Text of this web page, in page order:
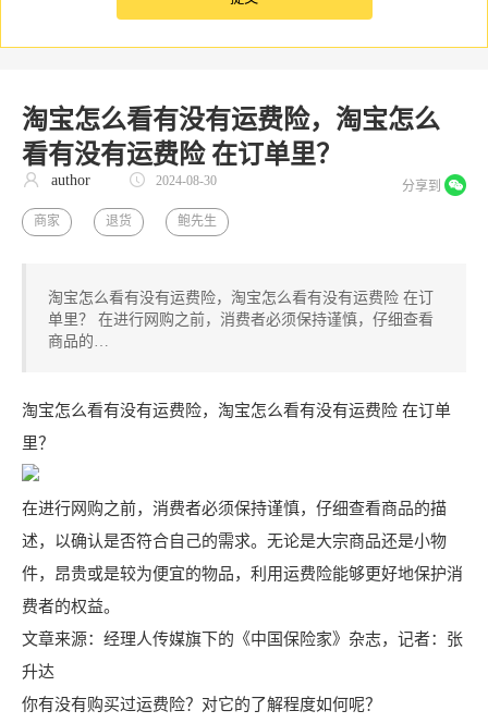
淘宝怎么看有没有运费险，淘宝怎么
看有没有运费险 在订单里？
分享到
author 2024-08-30
商家 退货 鲍先生
淘宝怎么看有没有运费险，淘宝怎么看有没有运费险 在订
单里？ 在进行网购之前，消费者必须保持谨慎，仔细查看
商品的…
淘宝怎么看有没有运费险，淘宝怎么看有没有运费险 在订单
里？
在进行网购之前，消费者必须保持谨慎，仔细查看商品的描
述，以确认是否符合自己的需求。无论是大宗商品还是小物
件，昂贵或是较为便宜的物品，利用运费险能够更好地保护消
费者的权益。
文章来源：经理人传媒旗下的《中国保险家》杂志，记者：张
升达
你有没有购买过运费险？对它的了解程度如何呢？